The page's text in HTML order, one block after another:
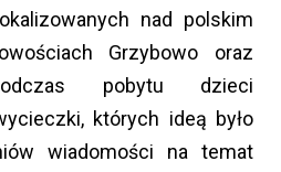
nad polskim
Grzybowo oraz
pobytu dzieci
których ideą było
wiadomości na temat